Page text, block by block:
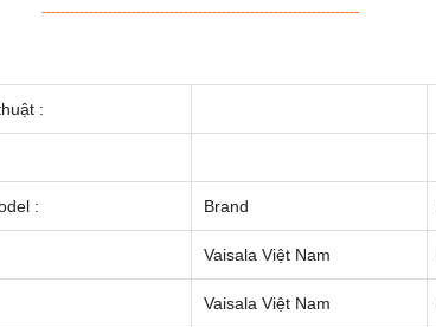
-------------------------------------------------------------------
:
: Brand
Vaisala Việt Nam
Vaisala Việt Nam